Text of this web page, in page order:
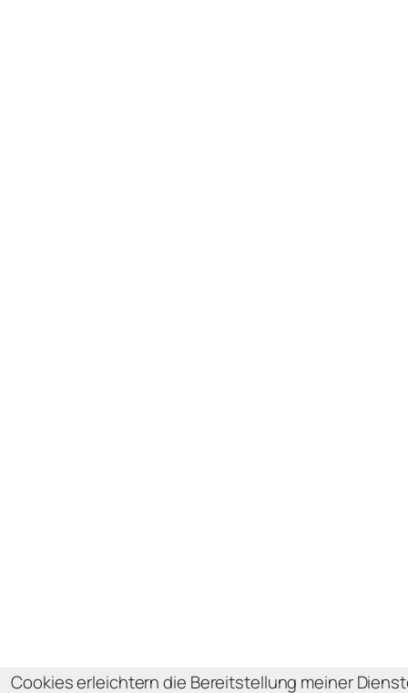
Cookies erleichtern die Bereitstellung meiner